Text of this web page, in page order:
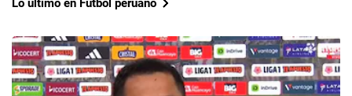
Lo último en Fútbol peruano